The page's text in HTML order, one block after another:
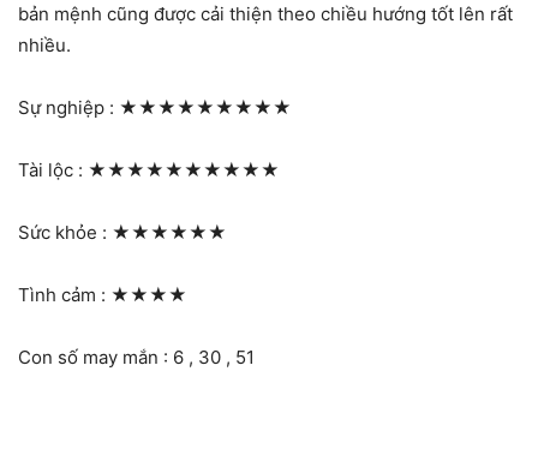
bản mệnh cũng được cải thiện theo chiều hướng tốt lên rất
nhiều.
Sự nghiệp : ★★★★★★★★★
Tài lộc : ★★★★★★★★★★
Sức khỏe : ★★★★★★
Tình cảm : ★★★★
Con số may mắn : 6 , 30 , 51